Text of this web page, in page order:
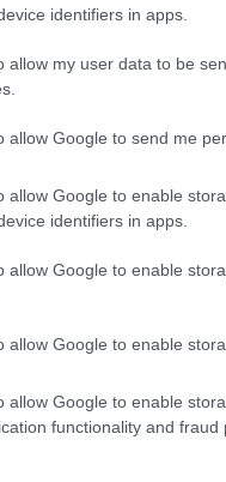
identifiers in apps.
allow my user data to be
allow Google to send me
allow Google to enable
identifiers in apps.
allow Google to enable
allow Google to enable
allow Google to enable
functionality and
pet-
si distingue per le
di Pisticci offre
il
Lido di San Basilio
fine e bianca,
delle prime spiagge
una giornata di
in riva al mare
da